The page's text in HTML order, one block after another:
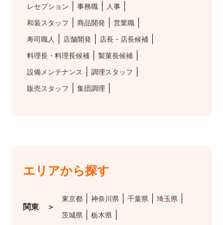
レセプション
事務職
人事
和装スタッフ
商品開発
営業職
寿司職人
店舗開発
店長・店長候補
料理長・料理長候補
製菓長候補
設備メンテナンス
調理スタッフ
販売スタッフ
集団調理
エリアから探す
関東 ＞
東京都 神奈川県 千葉県
埼玉県
茨城県
栃木県